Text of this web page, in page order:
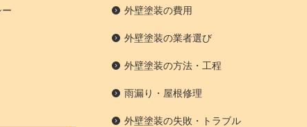
外壁塗装の費用
外壁塗装の業者選び
外壁塗装の方法・工程
雨漏り・屋根修理
外壁塗装の失敗・トラブル